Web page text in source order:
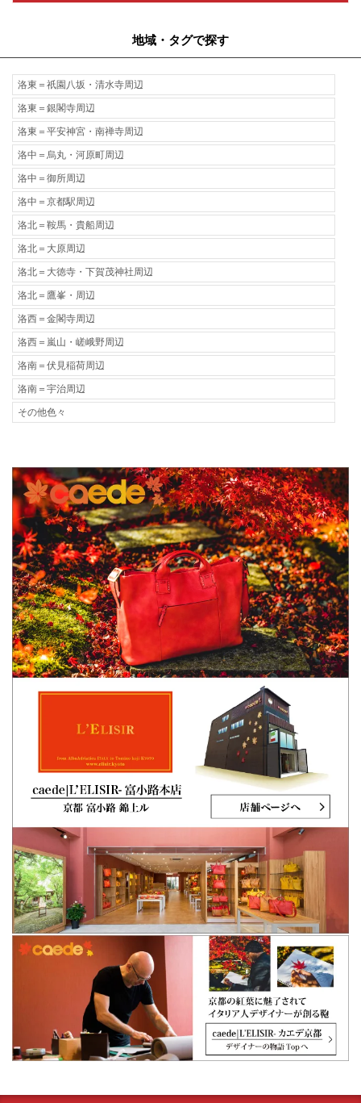
地域・タグで探す
洛東＝祇園八坂・清水寺周辺
洛東＝銀閣寺周辺
洛東＝平安神宮・南禅寺周辺
洛中＝烏丸・河原町周辺
洛中＝御所周辺
洛中＝京都駅周辺
洛北＝鞍馬・貴船周辺
洛北＝大原周辺
洛北＝大徳寺・下賀茂神社周辺
洛北＝鷹峯・周辺
洛西＝金閣寺周辺
洛西＝嵐山・嵯峨野周辺
洛南＝伏見稲荷周辺
洛南＝宇治周辺
その他色々